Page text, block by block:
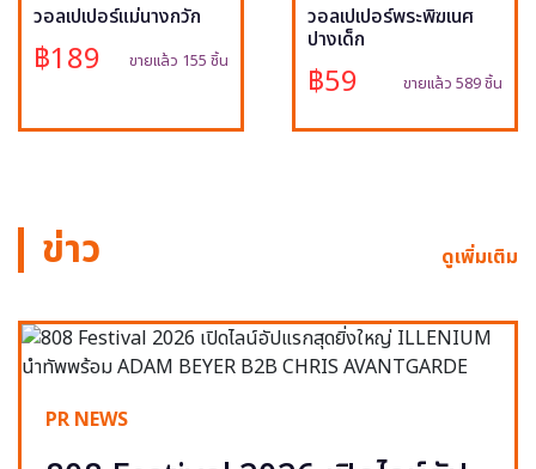
วอลเปเปอร์แม่นางกวัก
฿189 ขายแล้ว 155 ชิ้น
วอลเปเปอร์พระพิฆเนศ
ปางเด็ก
฿59 ขายแล้ว 589 ชิ้น
ข่าว ดูเพิ่มเติม
PR NEWS